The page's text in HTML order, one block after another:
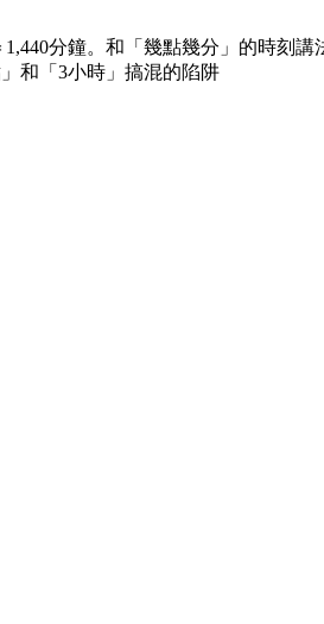
分鐘。和「幾點幾分」的時刻
和「3小時」搞混的陷阱